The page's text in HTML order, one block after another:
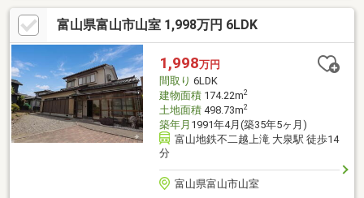
富山県富山市山室 1,998万円 6LDK
1,998万円
間取り 6LDK
建物面積174.22m2
土地面積498.73m2
築年月 1991年4月(築35年5ヶ月)
富山地鉄不二越上滝 大泉駅 徒歩14
分
富山県富山市山室